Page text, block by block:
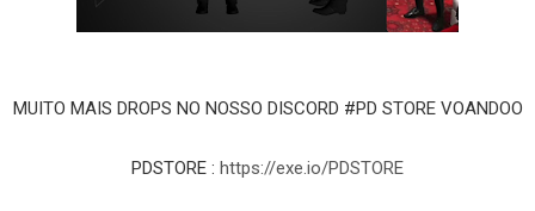
MUITO MAIS DROPS NO NOSSO DISCORD #PD STORE VOANDOO
PDSTORE : https://exe.io/PDSTORE